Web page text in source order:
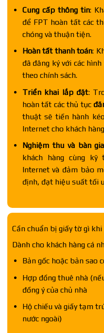
Cung cấp thông tin:
để FPT hoàn tất các
chóng và thuận tiện.
Hoàn tất thanh toán:
đã đăng ký với các
theo chính sách.
Triển khai lắp đặt:
hoàn tất các thủ tục
thuật sẽ tiến hành
Internet cho khách
Nghiệm thu và bàn
khách hàng cùng
Internet và đảm bảo
định, đạt hiệu suất tối
Cần chuẩn bị giấy tờ gì
Dành cho khách hàng cá
Bản gốc hoặc bản sao
Hợp đồng thuê nhà
đồng ý của chủ nhà
Hộ chiếu và giấy tạm
nước ngoài)